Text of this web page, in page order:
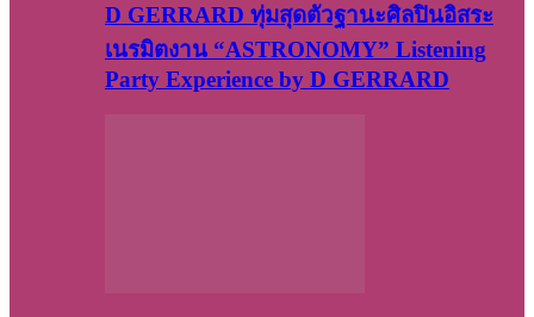
D GERRARD ทุ่มสุดตัวฐานะศิลปินอิสระ
เนรมิตงาน “ASTRONOMY” Listening
Party Experience by D GERRARD